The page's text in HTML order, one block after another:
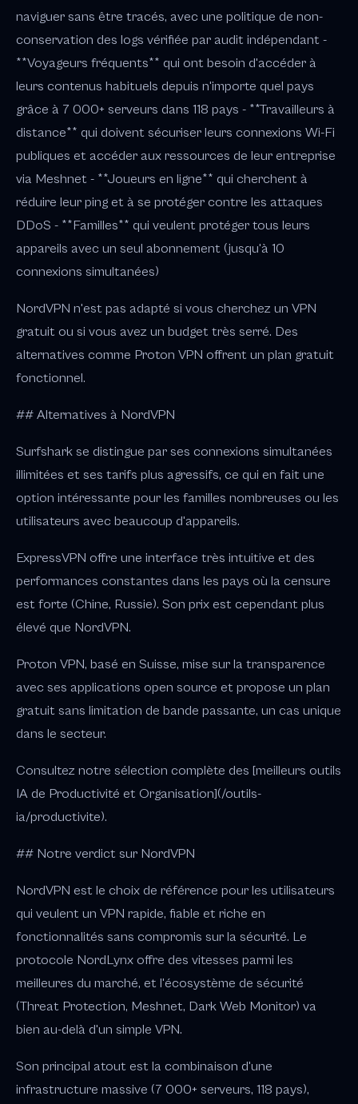
naviguer sans être tracés, avec une politique de non-
conservation des logs vérifiée par audit indépendant -
**Voyageurs fréquents** qui ont besoin d'accéder à
leurs contenus habituels depuis n'importe quel pays
grâce à 7 000+ serveurs dans 118 pays - **Travailleurs à
distance** qui doivent sécuriser leurs connexions Wi-Fi
publiques et accéder aux ressources de leur entreprise
via Meshnet - **Joueurs en ligne** qui cherchent à
réduire leur ping et à se protéger contre les attaques
DDoS - **Familles** qui veulent protéger tous leurs
appareils avec un seul abonnement (jusqu'à 10
connexions simultanées)
NordVPN n'est pas adapté si vous cherchez un VPN
gratuit ou si vous avez un budget très serré. Des
alternatives comme Proton VPN offrent un plan gratuit
fonctionnel.
## Alternatives à NordVPN
Surfshark se distingue par ses connexions simultanées
illimitées et ses tarifs plus agressifs, ce qui en fait une
option intéressante pour les familles nombreuses ou les
utilisateurs avec beaucoup d'appareils.
ExpressVPN offre une interface très intuitive et des
performances constantes dans les pays où la censure
est forte (Chine, Russie). Son prix est cependant plus
élevé que NordVPN.
Proton VPN, basé en Suisse, mise sur la transparence
avec ses applications open source et propose un plan
gratuit sans limitation de bande passante, un cas unique
dans le secteur.
Consultez notre sélection complète des [meilleurs outils
IA de Productivité et Organisation](/outils-
ia/productivite).
## Notre verdict sur NordVPN
NordVPN est le choix de référence pour les utilisateurs
qui veulent un VPN rapide, fiable et riche en
fonctionnalités sans compromis sur la sécurité. Le
protocole NordLynx offre des vitesses parmi les
meilleures du marché, et l'écosystème de sécurité
(Threat Protection, Meshnet, Dark Web Monitor) va
bien au-delà d'un simple VPN.
Son principal atout est la combinaison d'une
infrastructure massive (7 000+ serveurs, 118 pays),